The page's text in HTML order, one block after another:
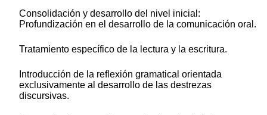
Consolidación y desarrollo del nivel inicial:
Profundización en el desarrollo de la comunicación oral.
Tratamiento específico de la lectura y la escritura.
Introducción de la reflexión gramatical orientada
exclusivamente al desarrollo de las destrezas
discursivas.